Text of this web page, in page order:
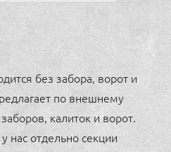
без забора, ворот и
по внешнему
калиток и ворот.
нас отдельно секции